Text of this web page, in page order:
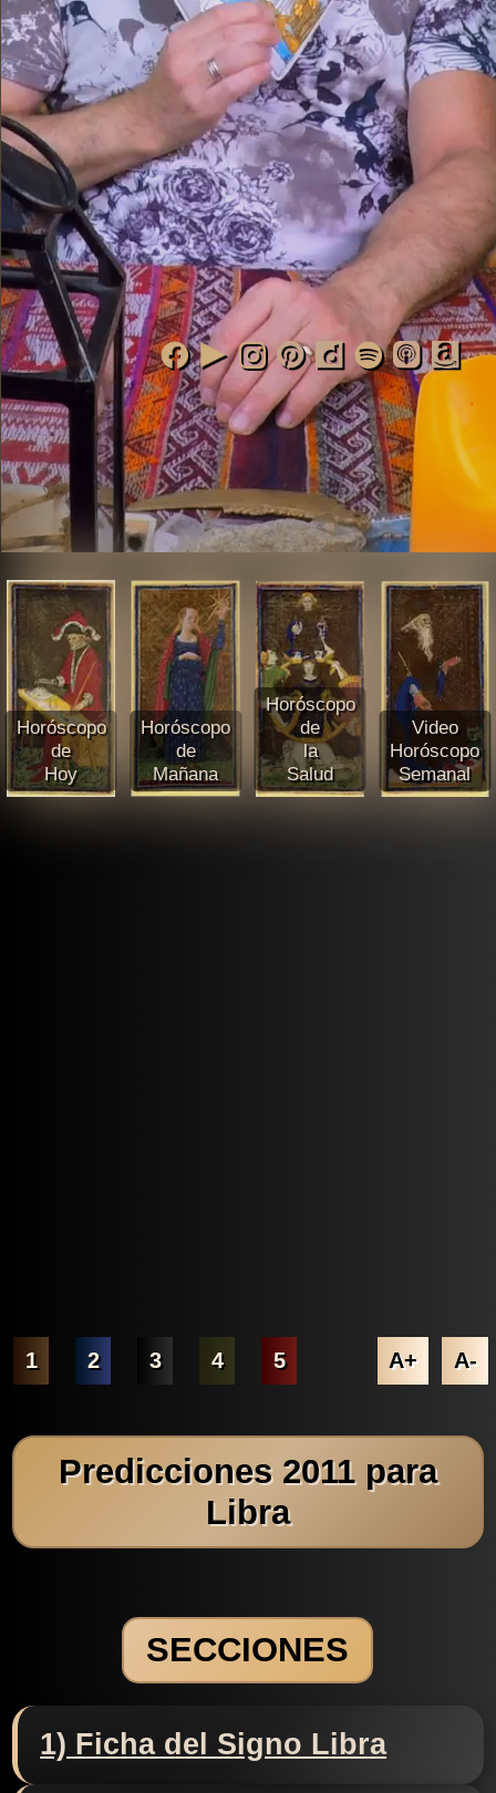
Horóscopo
de
Hoy
Horóscopo
de
Mañana
Horóscopo
de
la
Salud
Video
Horóscopo
Semanal
1 2 3 4 5 A+ A-
Predicciones 2011 para
Libra
SECCIONES
1) Ficha del Signo Libra